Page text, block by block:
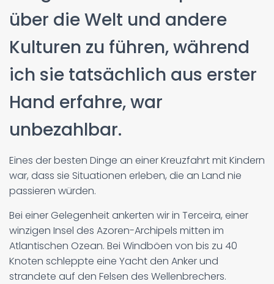
über die Welt und andere
Kulturen zu führen, während
ich sie tatsächlich aus erster
Hand erfahre, war
unbezahlbar.
Eines der besten Dinge an einer Kreuzfahrt mit Kindern
war, dass sie Situationen erleben, die an Land nie
passieren würden.
Bei einer Gelegenheit ankerten wir in Terceira, einer
winzigen Insel des Azoren-Archipels mitten im
Atlantischen Ozean. Bei Windböen von bis zu 40
Knoten schleppte eine Yacht den Anker und
strandete auf den Felsen des Wellenbrechers.